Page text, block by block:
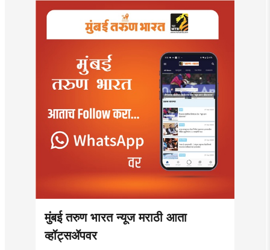
मुंबई तरुण भारत न्यूज मराठी आता
व्हॉट्सॲपवर